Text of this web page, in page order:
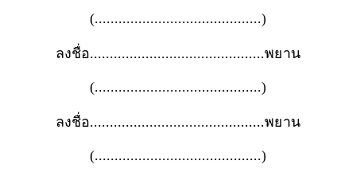
(..........................................)
ลงชื่อ............................................พยาน
(..........................................)
ลงชื่อ............................................พยาน
(..........................................)